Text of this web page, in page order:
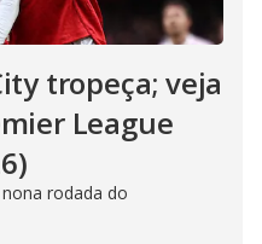
tropeça; veja
League
rodada do